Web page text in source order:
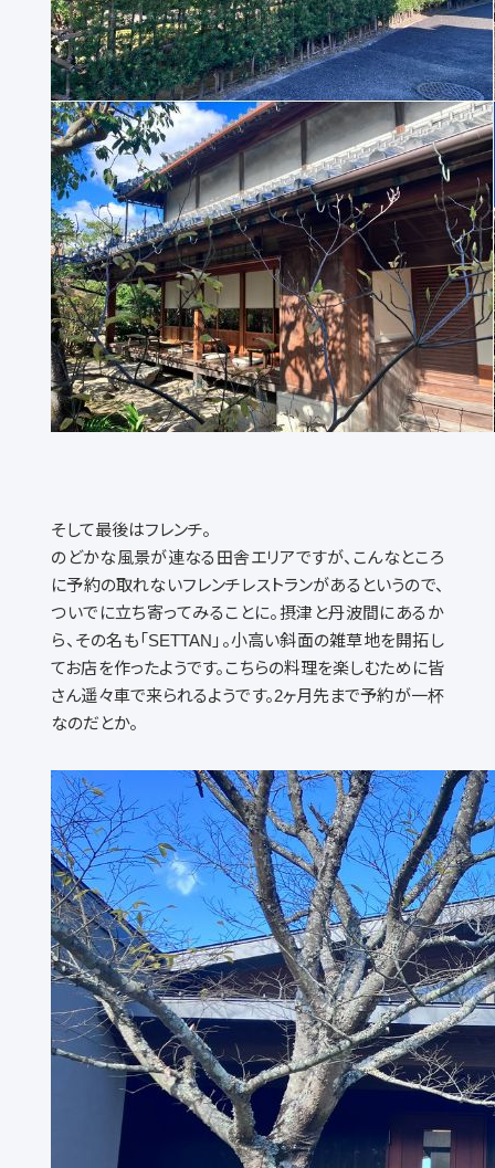
そして最後はフレンチ。
のどかな風景が連なる田舎エリアですが、こんなところ
に予約の取れないフレンチレストランがあるというので、
ついでに立ち寄ってみることに。摂津と丹波間にあるか
ら、その名も「SETTAN」。小高い斜面の雑草地を開拓し
てお店を作ったようです。こちらの料理を楽しむために皆
さん遥々車で来られるようです。2ヶ月先まで予約が一杯
なのだとか。